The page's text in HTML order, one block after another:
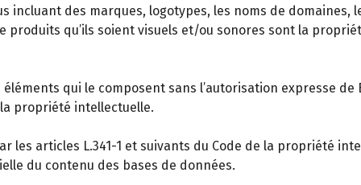
des marques, logotypes, les noms de domaines,
qu’ils soient visuels et/ou sonores sont la
qui le composent sans l’autorisation expresse
propriété intellectuelle.
les articles L.341-1 et suivants du Code de la propriété
du contenu des bases de données.